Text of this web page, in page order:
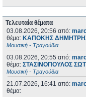
Τελευταία θέματα
03.08.2026, 20:56 από:
θέμα: ΚΑΠΟΚΗΣ ΔΗΜΗΤΡΗΣ
Μουσική - Τραγούδια
03.08.2026, 20:55 από:
θέμα: ΣΤΑΣΙΝΟΠΟΥΛΟΣ
Μουσική - Τραγούδια
21.07.2026, 16:41 από:
θέμα: